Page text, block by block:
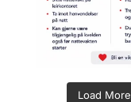
Load More